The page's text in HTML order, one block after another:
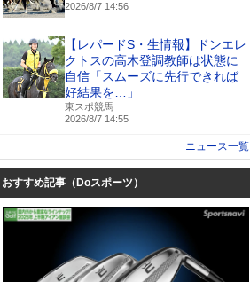
2026/8/7 14:56
【レパードS・生情報】ドンエレ
クトスの高木登調教師は状態に
自信「スムーズに先行できれば
好結果を…」
東スポ競馬
2026/8/7 14:55
ニュース一覧
おすすめ記事（Doスポーツ）